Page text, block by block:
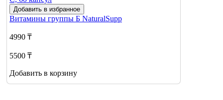
Добавить в избранное
Витамины группы Б NaturalSupp
4990 ₸
5500 ₸
Добавить в корзину